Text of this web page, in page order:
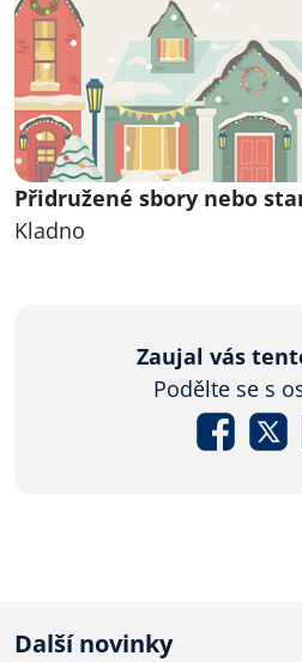
Přidružené sbory nebo
Kladno
Zaujal vás
Podělte se s
Další novinky